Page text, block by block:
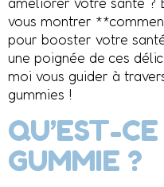
vous montrer
pour booster votre
une poignée de ces
moi vous guider à
gummies !
QU’EST-CE
GUMMIE ?